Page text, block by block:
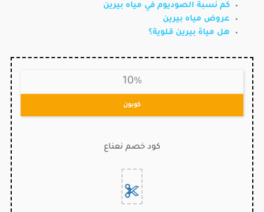
كم نسبة الصوديوم في مياه بيرين
عروض مياه بيرين
هل مياة بيرين قلوية؟
10%
كوبون
كود خصم نعناع